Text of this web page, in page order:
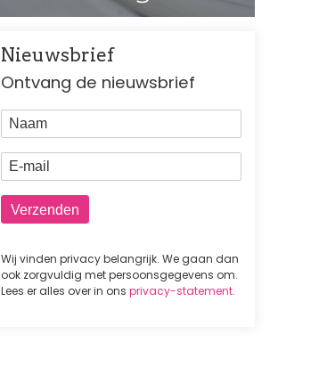
Nieuwsbrief
Ontvang de nieuwsbrief
Naam
E-mail
Wij vinden privacy belangrijk. We gaan dan
ook zorgvuldig met persoonsgegevens om.
Lees er alles over in ons privacy-statement.